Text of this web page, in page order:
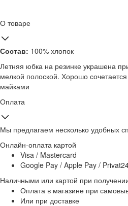
О товаре
Состав: 100% хлопок
Летняя юбка на резинке украшена
мелкой полоской. Хорошо
майками
Оплата
Мы предлагаем несколько удобных
Онлайн-оплата картой
Visa / Mastercard
Google Pay / Apple Pay /
Наличными или картой при
Оплата в магазине при
Или при доставке